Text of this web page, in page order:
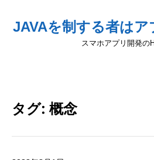
JAVAを制する者はア
スマホアプリ開発の
タグ: 概念